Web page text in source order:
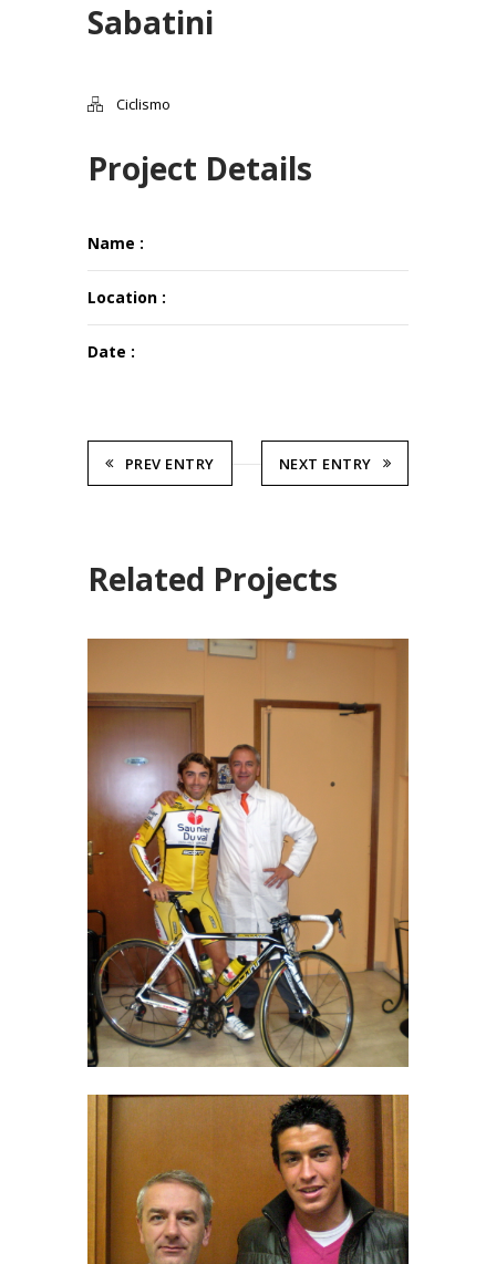
Sabatini
Ciclismo
Project Details
Name :
Location :
Date :
PREV ENTRY NEXT ENTRY
Related Projects